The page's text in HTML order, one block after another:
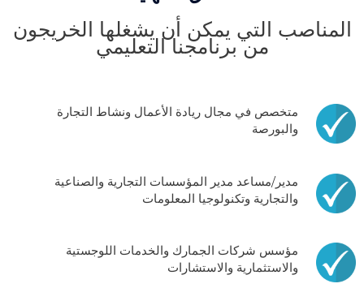
المناصب التي يمكن أن يشغلها الخريجون
من برنامجنا التعليمي
متخصص في مجال ريادة الأعمال ونشاط التجارة
والبورصة
مدير/مساعد مدير المؤسسات التجارية والصناعية
والتجارية وتكنولوجيا المعلومات
مؤسس شركات الجمارك والخدمات اللوجستية
والاستثمارية والاستشارات